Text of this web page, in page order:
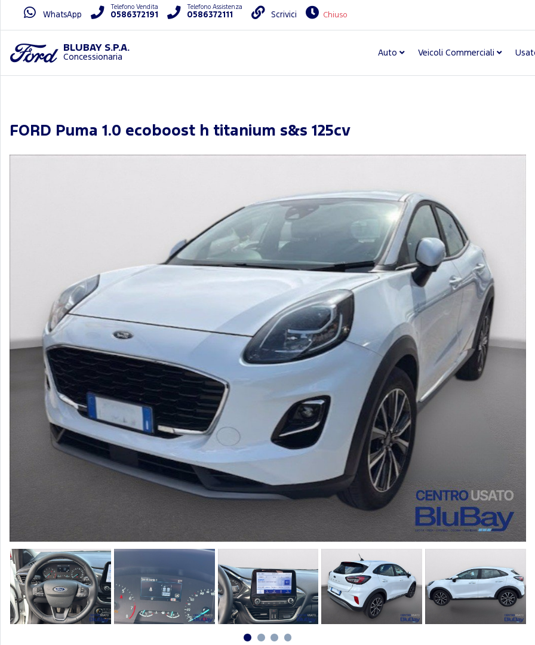
WhatsApp
Telefono Vendita
0586372191
Telefono Assistenza
0586372111 Scrivici Chiuso
BLUBAY S.P.A.
Concessionaria Auto Veicoli Commerciali
FORD Puma 1.0 ecoboost h titanium s&s 125cv